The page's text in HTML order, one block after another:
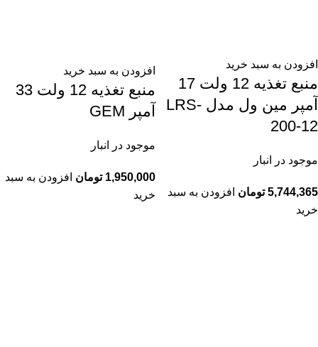
افزودن به سبد خرید
منبع تغذیه 12 ولت 17
آمپر مین ول مدل LRS-
200-12
موجود در انبار
5,744,365 تومان افزودن به سبد
خرید
افزودن به سبد خرید
منبع تغذیه 12 ولت 33
آمپر GEM
موجود در انبار
1,950,000 تومان افزودن به سبد
خرید